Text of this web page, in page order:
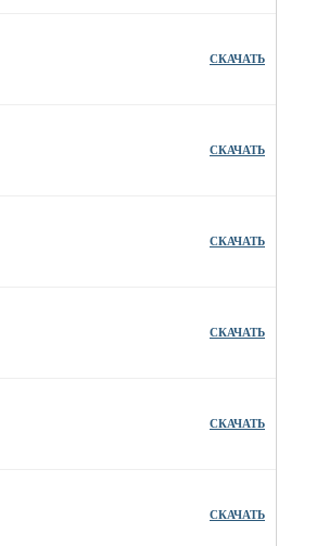
СКАЧАТЬ
СКАЧАТЬ
СКАЧАТЬ
СКАЧАТЬ
СКАЧАТЬ
СКАЧАТЬ